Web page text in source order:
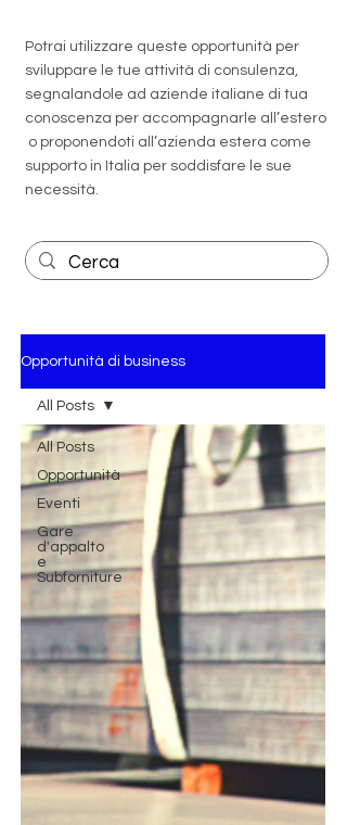
Potrai utilizzare queste opportunità per
sviluppare le tue attività di consulenza,
segnalandole ad aziende italiane di tua
conoscenza per accompagnarle all’estero
o proponendoti all’azienda estera come
supporto in Italia per soddisfare le sue
necessità.
Opportunità di business
All Posts
Opportunità
Eventi
Gare
d'appalto
e
Subforniture
All Posts